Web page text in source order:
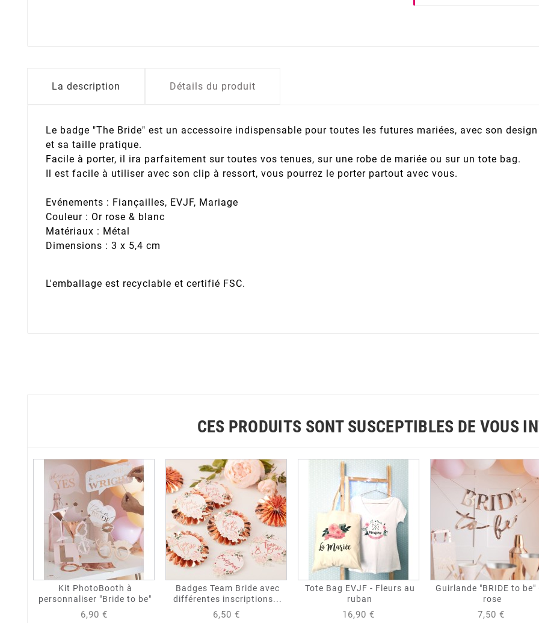
La description Détails du produit
Le badge "The Bride" est un accessoire indispensable pour toutes les futures mariées, avec son
et sa taille pratique.
Facile à porter, il ira parfaitement sur toutes vos tenues, sur une robe de mariée ou sur un tote bag.
Il est facile à utiliser avec son clip à ressort, vous pourrez le porter partout avec vous.
Evénements : Fiançailles, EVJF, Mariage
Couleur : Or rose & blanc
Matériaux : Métal
Dimensions : 3 x 5,4 cm
L'emballage est recyclable et certifié FSC.
CES PRODUITS SONT SUSCEPTIBLES DE VOUS
Kit PhotoBooth à
personnaliser "Bride to be"
6,90 €
Badges Team Bride avec
différentes inscriptions...
6,50 €
Tote Bag EVJF - Fleurs au
ruban
16,90 €
Guirlande "BRIDE to be"
rose
7,50 €